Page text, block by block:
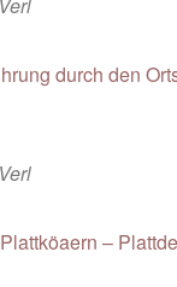
durch den
–